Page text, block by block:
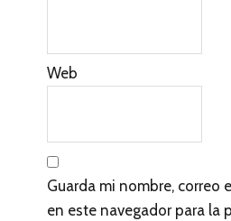
Web
Guarda mi nombre, correo
en este navegador para la